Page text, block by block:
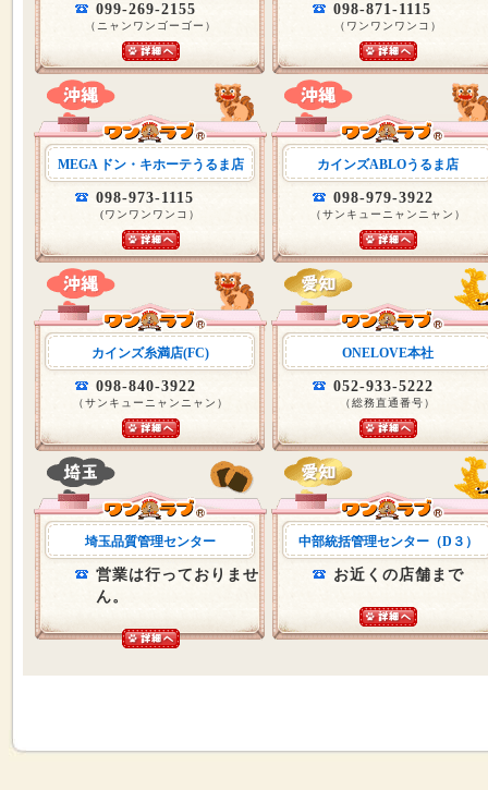
099-269-2155
（ニャンワンゴーゴー）
098-871-1115
（ワンワンワンコ）
MEGA ドン・キホーテうるま店
098-973-1115
(ワンワンワンコ）
カインズABLOうるま店
098-979-3922
（サンキューニャンニャン）
カインズ糸満店(FC)
098-840-3922
（サンキューニャンニャン）
ONELOVE本社
052-933-5222
（総務直通番号）
埼玉品質管理センター
営業は行っておりませ
ん。
中部統括管理センター（D３）
お近くの店舗まで